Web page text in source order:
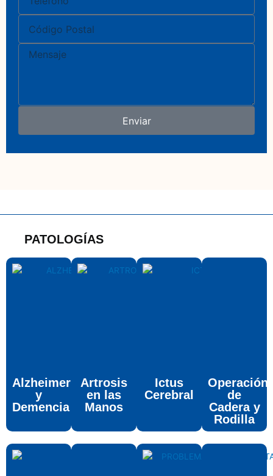
Postal
Mensaje
Enviar
PATOLOGÍAS
Alzheimer
y
Demencia
Artrosis
en las
Manos
Ictus
Cerebral
Operación
de
Cadera y
Rodilla